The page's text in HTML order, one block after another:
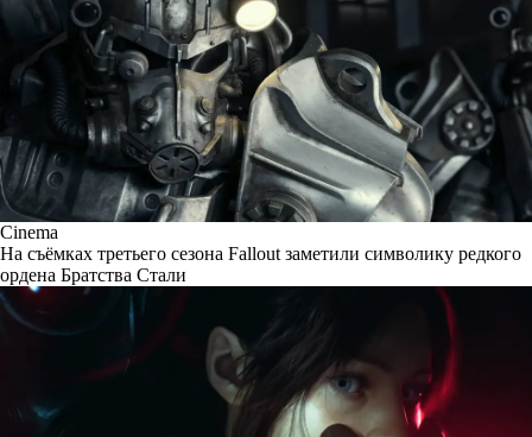
Cinema
На съёмках третьего сезона Fallout заметили символику редкого
ордена Братства Стали